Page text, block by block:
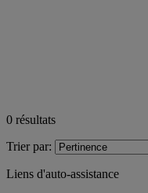
0 résultats
Trier par:
Liens d'auto-assistance